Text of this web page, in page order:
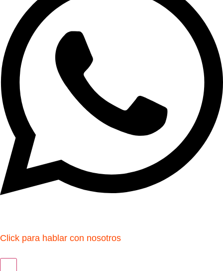
Click para hablar con nosotros